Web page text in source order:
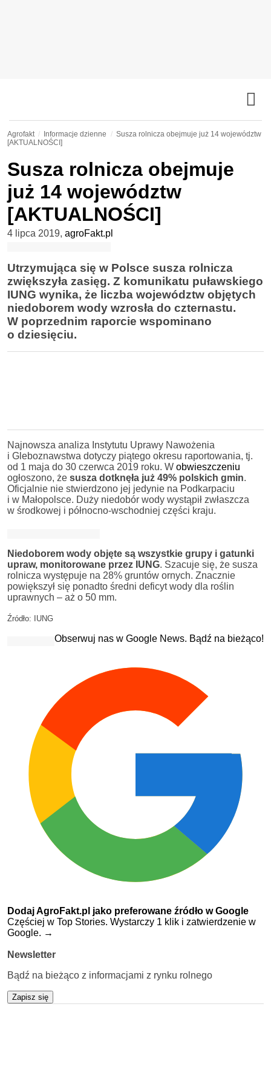
Agrofakt Informacje dzienne
Susza rolnicza obejmuje już 14 województw
[AKTUALNOŚCI]
Susza rolnicza obejmuje
już 14 województw
[AKTUALNOŚCI]
4 lipca 2019, agroFakt.pl
Utrzymująca się w Polsce susza rolnicza
zwiększyła zasięg. Z komunikatu puławskiego
IUNG wynika, że liczba województw objętych
niedoborem wody wzrosła do czternastu.
W poprzednim raporcie wspominano
o dziesięciu.
Najnowsza analiza Instytutu Uprawy Nawożenia
i Gleboznawstwa dotyczy piątego okresu raportowania, tj.
od 1 maja do 30 czerwca 2019 roku. W obwieszczeniu
ogłoszono, że susza dotknęła już 49% polskich gmin.
Oficjalnie nie stwierdzono jej jedynie na Podkarpaciu
i w Małopolsce. Duży niedobór wody wystąpił zwłaszcza
w środkowej i północno-wschodniej części kraju.
Niedoborem wody objęte są wszystkie grupy i gatunki
upraw, monitorowane przez IUNG. Szacuje się, że susza
rolnicza występuje na 28% gruntów ornych. Znacznie
powiększył się ponadto średni deficyt wody dla roślin
uprawnych – aż o 50 mm.
Źródło: IUNG
Obserwuj nas w Google News. Bądź na bieżąco!
Dodaj AgroFakt.pl jako preferowane źródło w Google
Częściej w Top Stories. Wystarczy 1 klik i zatwierdzenie w
Google. →
Newsletter
Bądź na bieżąco z informacjami z rynku rolnego
Zapisz się